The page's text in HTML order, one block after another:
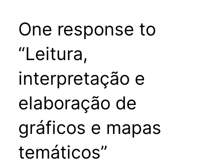
One response to
“Leitura,
interpretação e
elaboração de
gráficos e mapas
temáticos”